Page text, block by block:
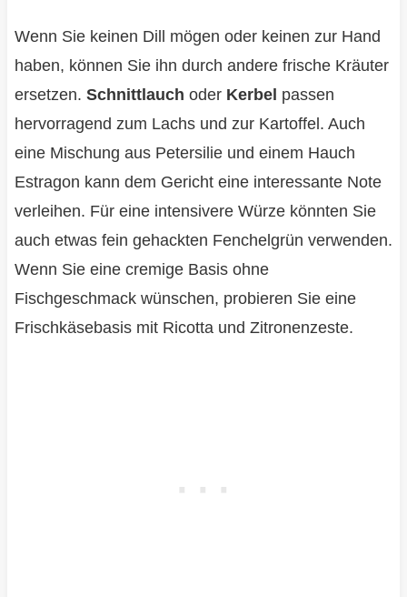
Wenn Sie keinen Dill mögen oder keinen zur Hand
haben, können Sie ihn durch andere frische Kräuter
ersetzen. Schnittlauch oder Kerbel passen
hervorragend zum Lachs und zur Kartoffel. Auch
eine Mischung aus Petersilie und einem Hauch
Estragon kann dem Gericht eine interessante Note
verleihen. Für eine intensivere Würze könnten Sie
auch etwas fein gehackten Fenchelgrün verwenden.
Wenn Sie eine cremige Basis ohne
Fischgeschmack wünschen, probieren Sie eine
Frischkäsebasis mit Ricotta und Zitronenzeste.